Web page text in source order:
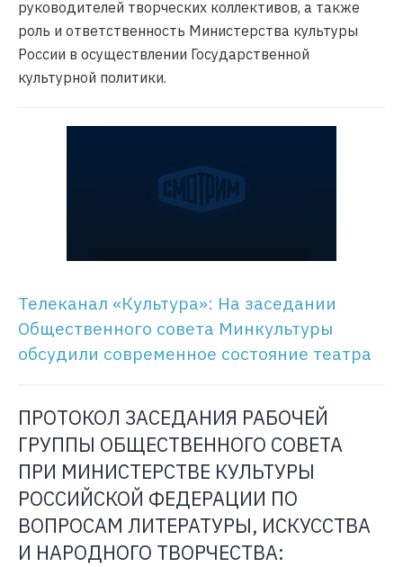
руководителей творческих коллективов, а также
роль и ответственность Министерства культуры
России в осуществлении Государственной
культурной политики.
Телеканал «Культура»: На заседании
Общественного совета Минкультуры
обсудили современное состояние театра
ПРОТОКОЛ ЗАСЕДАНИЯ РАБОЧЕЙ
ГРУППЫ ОБЩЕСТВЕННОГО СОВЕТА
ПРИ МИНИСТЕРСТВЕ КУЛЬТУРЫ
РОССИЙСКОЙ ФЕДЕРАЦИИ ПО
ВОПРОСАМ ЛИТЕРАТУРЫ, ИСКУССТВА
И НАРОДНОГО ТВОРЧЕСТВА: